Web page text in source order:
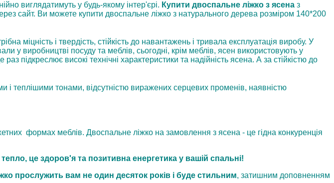
виглядатимуть у будь-якому інтер'єрі. Купити двоспальне ліжко з ясена з
сайт. Ви можете купити двоспальне ліжко з натурального дерева розміром 140*200
міцність і твердість, стійкість до навантажень і тривала експлуатація виробу. У
у виробництві посуду та меблів, сьогодні, крім меблів, ясен використовують у
підкреслює високі технічні характеристики та надійність ясена. А за стійкістю до
і теплішими тонами, відсутністю виражених серцевих променів, наявністю
формах меблів. Двоспальне ліжко на замовлення з ясена - це гідна конкуренція
це здоров'я та позитивна енергетика у вашій спальні!
прослужить вам не один десяток років і буде стильним, затишним доповненням